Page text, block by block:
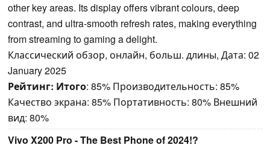
other key areas. Its display offers vibrant colours, deep
contrast, and ultra-smooth refresh rates, making everything
from streaming to gaming a delight.
Классический обзор, онлайн, больш. длины, Дата: 02
January 2025
Рейтинг: Итого: 85% Производительность: 85%
Качество экрана: 85% Портативность: 80% Внешний
вид: 80%
Vivo X200 Pro - The Best Phone of 2024!?